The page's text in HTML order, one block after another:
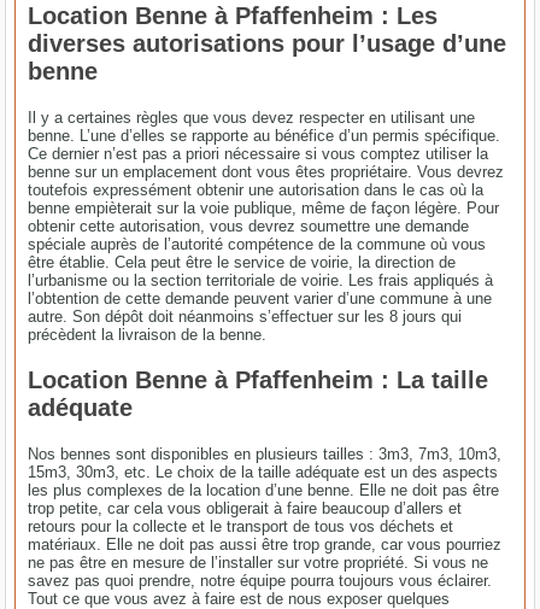
Location Benne à Pfaffenheim : Les
diverses autorisations pour l’usage d’une
benne
Il y a certaines règles que vous devez respecter en utilisant une
benne. L’une d’elles se rapporte au bénéfice d’un permis spécifique.
Ce dernier n’est pas a priori nécessaire si vous comptez utiliser la
benne sur un emplacement dont vous êtes propriétaire. Vous devrez
toutefois expressément obtenir une autorisation dans le cas où la
benne empièterait sur la voie publique, même de façon légère. Pour
obtenir cette autorisation, vous devrez soumettre une demande
spéciale auprès de l’autorité compétence de la commune où vous
être établie. Cela peut être le service de voirie, la direction de
l’urbanisme ou la section territoriale de voirie. Les frais appliqués à
l’obtention de cette demande peuvent varier d’une commune à une
autre. Son dépôt doit néanmoins s’effectuer sur les 8 jours qui
précèdent la livraison de la benne.
Location Benne à Pfaffenheim : La taille
adéquate
Nos bennes sont disponibles en plusieurs tailles : 3m3, 7m3, 10m3,
15m3, 30m3, etc. Le choix de la taille adéquate est un des aspects
les plus complexes de la location d’une benne. Elle ne doit pas être
trop petite, car cela vous obligerait à faire beaucoup d’allers et
retours pour la collecte et le transport de tous vos déchets et
matériaux. Elle ne doit pas aussi être trop grande, car vous pourriez
ne pas être en mesure de l’installer sur votre propriété. Si vous ne
savez pas quoi prendre, notre équipe pourra toujours vous éclairer.
Tout ce que vous avez à faire est de nous exposer quelques